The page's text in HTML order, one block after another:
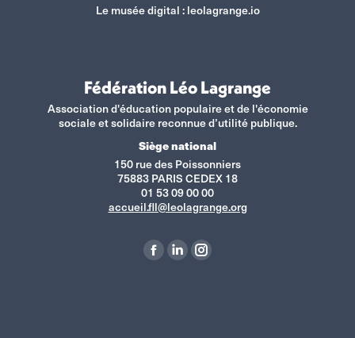
Le musée digital :leolagrange.io
Fédération Léo Lagrange
Association d'éducation populaire et de l'économie
sociale et solidaire reconnue d’utilité publique.
Siège national
150 rue des Poissonniers
75883 PARIS CEDEX 18
01 53 09 00 00
accueil.fll@leolagrange.org
La
La
La